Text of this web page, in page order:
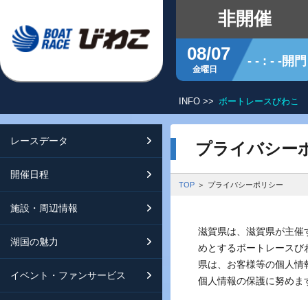
非開催
08/07
金曜日
- - : - -開門
レースデータ シリーズインデックス
レース展望
ボートデータ
出走表・前日予想PDF
開催日程
開催日程
開催日程（年間）
施設・周辺情報
交通ガイド
施設ガイド
ボートレースびわこを知る
オーミー！フォーユー！
湖国の魅力
イベント・ファンサービス
特設バックナンバー
淡海ポイント倶楽部
メールマガジン案内
INFO >> ボートレースびわこ
プライバシー
TOP プライバシーポリシー
滋賀県は、滋賀県が主
めとするボートレース
県は、お客様等の個人
個人情報の保護に努めま